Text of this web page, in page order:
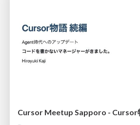
Cursor Meetup Sapporo - Cursor